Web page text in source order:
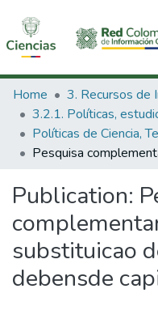
Communities &
All of DSpace
Statistics
Home
Publication:
substituicao
debensde